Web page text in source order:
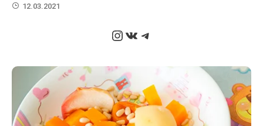
12.03.2021
Instagram
ВКонтакте
Telegram